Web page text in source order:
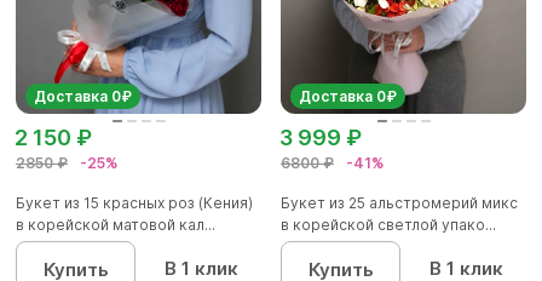
Доставка 0₽
2850 ₽ -25%
2 150 ₽
Букет из 15 красных роз (Кения)
в корейской матовой кал...
Купить В 1 клик
Доставка 0₽
6800 ₽ -41%
3 999 ₽
Букет из 25 альстромерий микс
в корейской светлой упако...
Купить В 1 клик